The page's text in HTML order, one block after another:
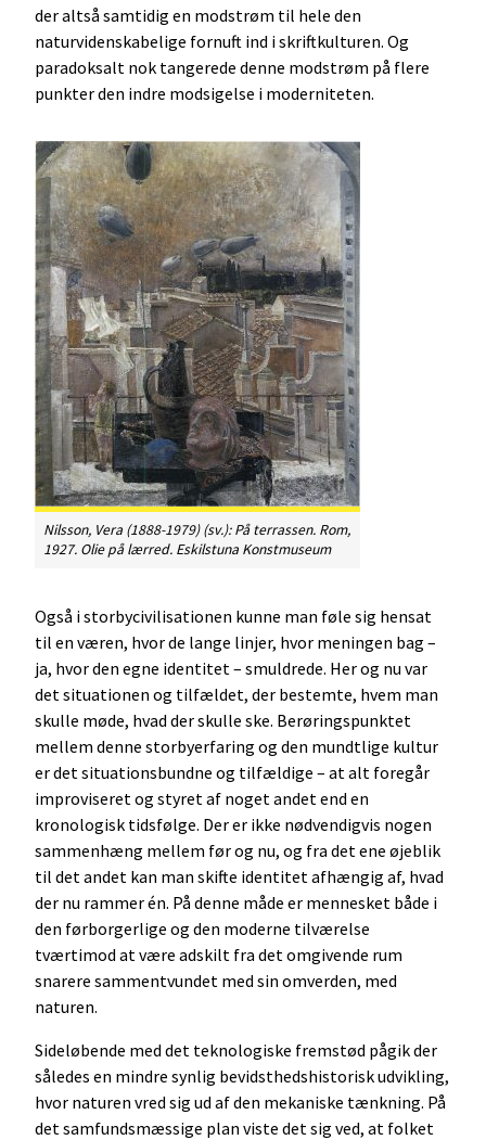
der altså samtidig en modstrøm til hele den
naturvidenskabelige fornuft ind i skriftkulturen. Og
paradoksalt nok tangerede denne modstrøm på flere
punkter den indre modsigelse i moderniteten.
Nilsson, Vera (1888-1979) (sv.):På terrassen. Rom,
1927. Olie på lærred. Eskilstuna Konstmuseum
Også i storbycivilisationen kunne man føle sig hensat
til en væren, hvor de lange linjer, hvor meningen bag –
ja, hvor den egne identitet – smuldrede. Her og nu var
det situationen og tilfældet, der bestemte, hvem man
skulle møde, hvad der skulle ske. Berøringspunktet
mellem denne storbyerfaring og den mundtlige kultur
er det situationsbundne og tilfældige – at alt foregår
improviseret og styret af noget andet end en
kronologisk tidsfølge. Der er ikke nødvendigvis nogen
sammenhæng mellem før og nu, og fra det ene øjeblik
til det andet kan man skifte identitet afhængig af, hvad
der nu rammer én. På denne måde er mennesket både i
den førborgerlige og den moderne tilværelse
tværtimod at være adskilt fra det omgivende rum
snarere sammentvundet med sin omverden, med
naturen.
Sideløbende med det teknologiske fremstød pågik der
således en mindre synlig bevidsthedshistorisk udvikling,
hvor naturen vred sig ud af den mekaniske tænkning. På
det samfundsmæssige plan viste det sig ved, at folket